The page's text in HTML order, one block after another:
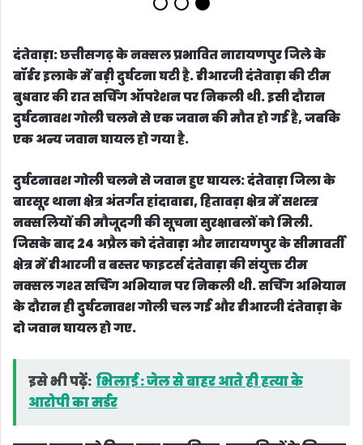
दंतेवाड़ा:छत्तीसगढ़ के नक्सल प्रभावित नारायणपुर जिले के
बॉर्डर इलाके में बड़ी दुर्घटना घटी है. डीआरजी दंतेवाड़ा की टीम
बुधवार की रात सर्चिंग ऑपरेशन पर निकली थी. इसी दौरान
दुर्घटनावश गोली चलने से एक जवान की मौत हो गई है, जबकि
एक अन्य जवान घायल हो गया है.
दुर्घटनावश गोली चलने से जवान हुए घायल:दंतेवाड़ा जिला के
बारसूर थाना क्षेत्र अंतर्गत हांदावाडा, हितावड़ा क्षेत्र में सशस्त्र
नक्सलियों की मौजूदगी की सूचना सुरक्षाबलों को मिली.
जिसके बाद 24 अप्रैल को दंतेवाड़ा और नारायणपुर के सीमावर्ती
क्षेत्र में डीआरजी व बस्तर फाइटर्स दंतेवाड़ा की संयुक्त टीम
नक्सल गश्त सर्चिंग अभियान पर निकली थी. सर्चिंग अभियान
के दौरान ही दुर्घटनावश गोली चल गई और डीआरजी दंतेवाड़ा के
दो जवान घायल हो गए.
इसे भी पढ़ें: भिलाई : जेल से बाहर आते ही हत्या के
आरोपी का मर्डर